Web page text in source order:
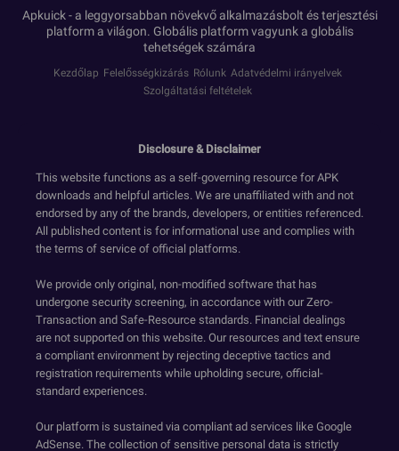
Apkuick - a leggyorsabban növekvő alkalmazásbolt és terjesztési
platform a világon. Globális platform vagyunk a globális
tehetségek számára
Kezdőlap Felelősségkizárás Rólunk Adatvédelmi irányelvek
Szolgáltatási feltételek
Disclosure & Disclaimer
This website functions as a self-governing resource for APK
downloads and helpful articles. We are unaffiliated with and not
endorsed by any of the brands, developers, or entities referenced.
All published content is for informational use and complies with
the terms of service of official platforms.
We provide only original, non-modified software that has
undergone security screening, in accordance with our Zero-
Transaction and Safe-Resource standards. Financial dealings
are not supported on this website. Our resources and text ensure
a compliant environment by rejecting deceptive tactics and
registration requirements while upholding secure, official-
standard experiences.
Our platform is sustained via compliant ad services like Google
AdSense. The collection of sensitive personal data is strictly